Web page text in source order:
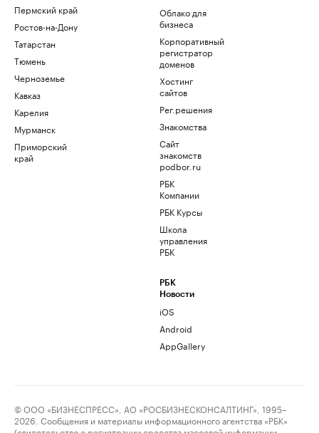
Пермский край
Ростов-на-Дону
Татарстан
Тюмень
Черноземье
Кавказ
Карелия
Мурманск
Приморский
край
Облако для
бизнеса
Корпоративный
регистратор
доменов
Хостинг
сайтов
Рег.решения
Знакомства
Сайт
знакомств
podbor.ru
РБК
Компании
РБК Курсы
Школа
управления
РБК
РБК
Новости
iOS
Android
AppGallery
© ООО «БИЗНЕСПРЕСС», АО «РОСБИЗНЕСКОНСАЛТИНГ», 1995–
2026. Сообщения и материалы информационного агентства «РБК»